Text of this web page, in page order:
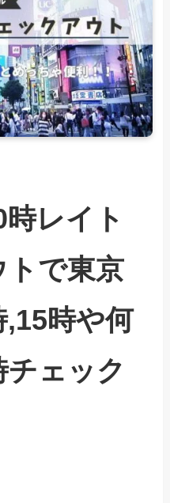
レイト
で東京
,15時や何
チェック